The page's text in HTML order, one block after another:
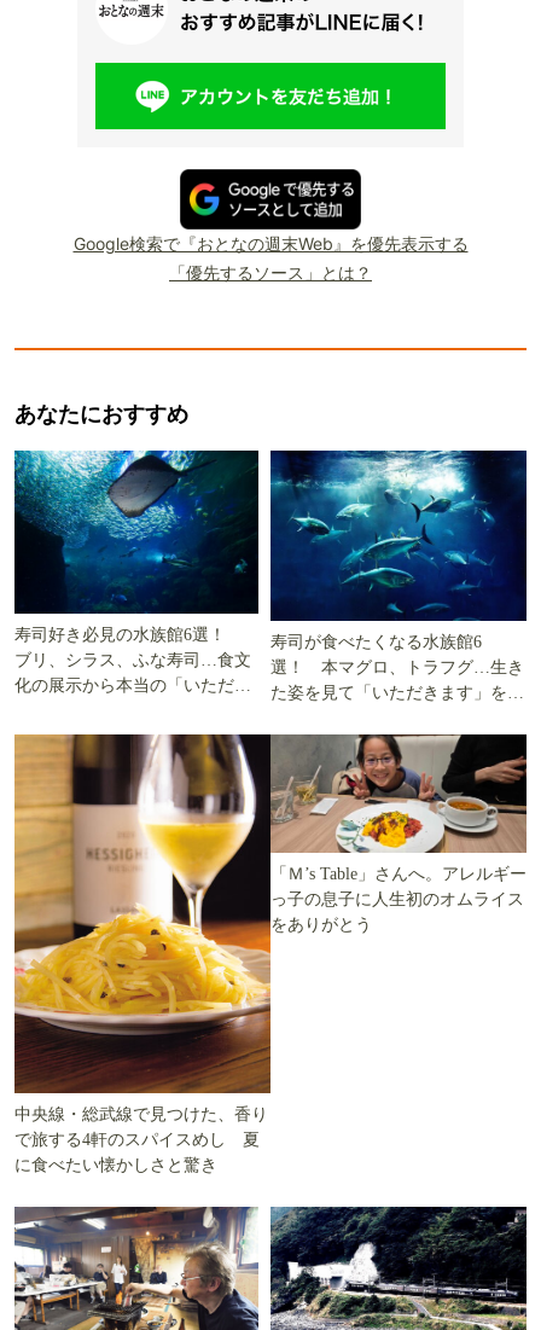
Google検索で『おとなの週末Web』を優先表示する
「優先するソース」とは？
あなたにおすすめ
寿司好き必見の水族館6選！
ブリ、シラス、ふな寿司…食文
化の展示から本当の「いただき
寿司が食べたくなる水族館6
選！ 本マグロ、トラフグ…生き
た姿を見て「いただきます」を考
中央線・総武線で見つけた、香り
で旅する4軒のスパイスめし 夏
に食べたい懐かしさと驚き
「Ｍ’s Table」さんへ。アレルギー
っ子の息子に人生初のオムライス
をありがとう